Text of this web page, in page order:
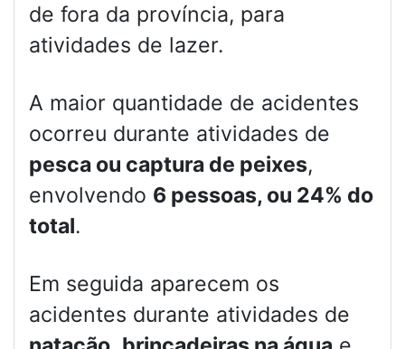
de fora da província, para
atividades de lazer.
A maior quantidade de acidentes
ocorreu durante atividades de
pesca ou captura de peixes,
envolvendo 6 pessoas, ou 24% do
total.
Em seguida aparecem os
acidentes durante atividades de